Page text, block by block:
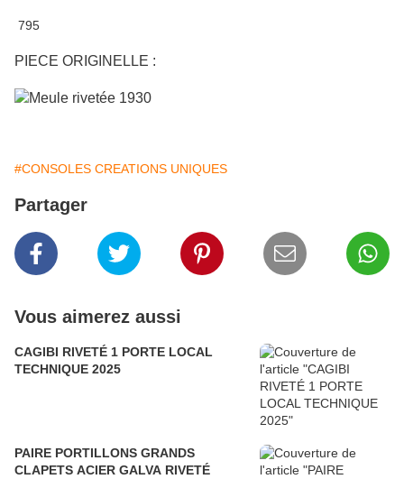
795
PIECE ORIGINELLE :
#CONSOLES CREATIONS UNIQUES
Partager
Vous aimerez aussi
CAGIBI RIVETÉ 1 PORTE LOCAL
TECHNIQUE 2025
PAIRE PORTILLONS GRANDS
CLAPETS ACIER GALVA RIVETÉ